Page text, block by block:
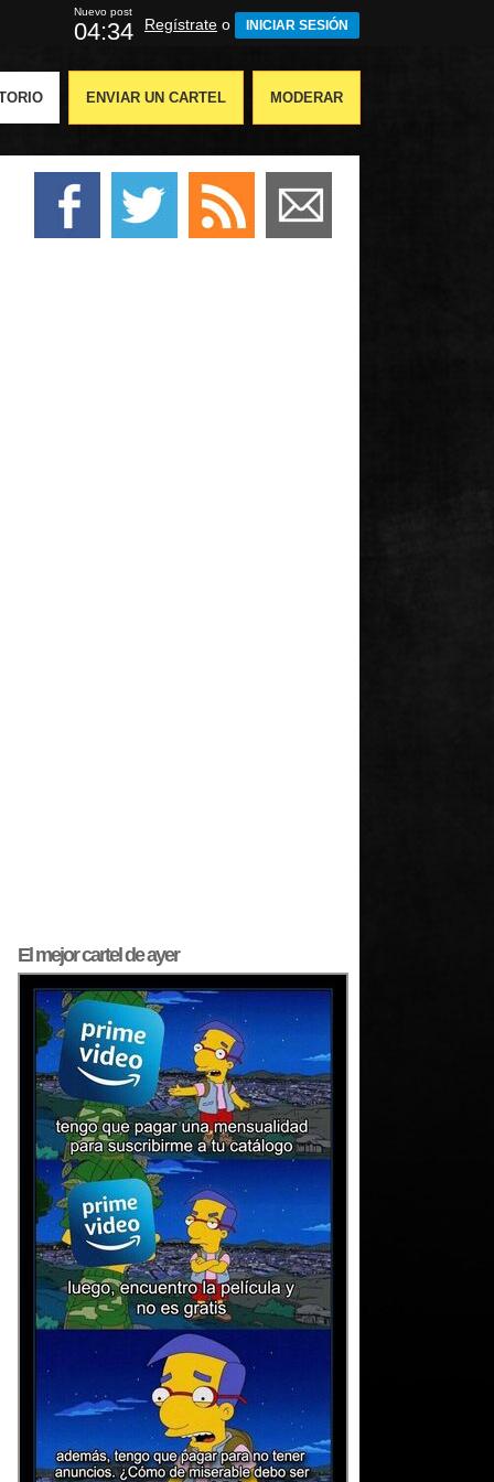
Nuevo post
04:33 Regístrate o INICIAR SESIÓN
ENVIAR UN CARTEL MODERAR
El mejorcartel de ayer